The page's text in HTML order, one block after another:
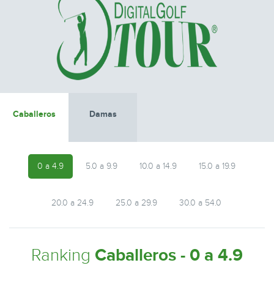
Caballeros Damas
0 a 4.9 5.0 a 9.9 10.0 a 14.9 15.0 a 19.9
20.0 a 24.9 25.0 a 29.9 30.0 a 54.0
Ranking Caballeros - 0 a 4.9